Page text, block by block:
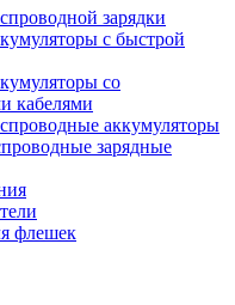
зарядки
с быстрой
со
кабелями
аккумуляторы
зарядные
флешек